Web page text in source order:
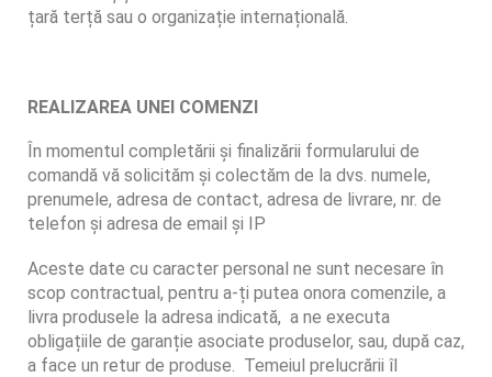
țară terță sau o organizație internațională.
REALIZAREA UNEI COMENZI
În momentul completării și finalizării formularului de
comandă vă solicităm și colectăm de la dvs. numele,
prenumele, adresa de contact, adresa de livrare, nr. de
telefon și adresa de email și IP
Aceste date cu caracter personal ne sunt necesare în
scop contractual, pentru a-ți putea onora comenzile, a
livra produsele la adresa indicată, a ne executa
obligațiile de garanție asociate produselor, sau, după caz,
a face un retur de produse. Temeiul prelucrării îl